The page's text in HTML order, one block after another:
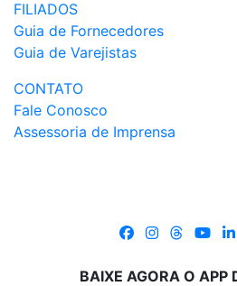
FILIADOS
Guia de Fornecedores
Guia de Varejistas
CONTATO
Fale Conosco
Assessoria de Imprensa
BAIXE AGORA O APP